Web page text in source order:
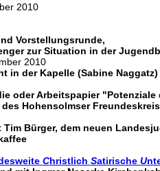
2010
Vorstellungsrunde,
zur Situation in der
2010
in der Kapelle (Sabine Naggatz)
oder Arbeitspapier
Hohensolmser
Tim Bürger, dem neuen
Christlich Satirische U